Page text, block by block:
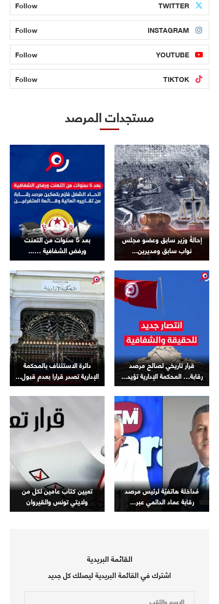
TWITTER
Follow
INSTAGRAM
Follow
YOUTUBE
Follow
TIKTOK
Follow
مستجدات المرصد
إحالةُ وزير سابق وعضو مجلس
نواب سابق ومديرين...
بعد 5 سنوات من التعنت
ورفض الشفافية …...
قرار تاريخي لصالح مرصد
رقابة… المحكمة الإدارية تؤيد...
دائرة الاستئناف بالمحكمة
الإدارية تصدر قرارا بعدم قبول...
مُداخلة هاتفيّة لرئيس مرصد
رقابة عماد الدائمي عبر...
تعيين كتاب عامين لكل من
ولايتي تونس والقيروان
القائمة البريدية
اشترك في القائمة البريدية ليصلك كل جديد